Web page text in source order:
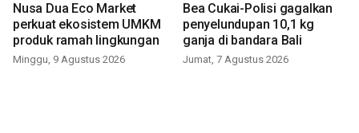
Nusa Dua Eco Market
perkuat ekosistem UMKM
produk ramah lingkungan
Minggu, 9 Agustus 2026
Bea Cukai-Polisi gagalkan
penyelundupan 10,1 kg
ganja di bandara Bali
Jumat, 7 Agustus 2026